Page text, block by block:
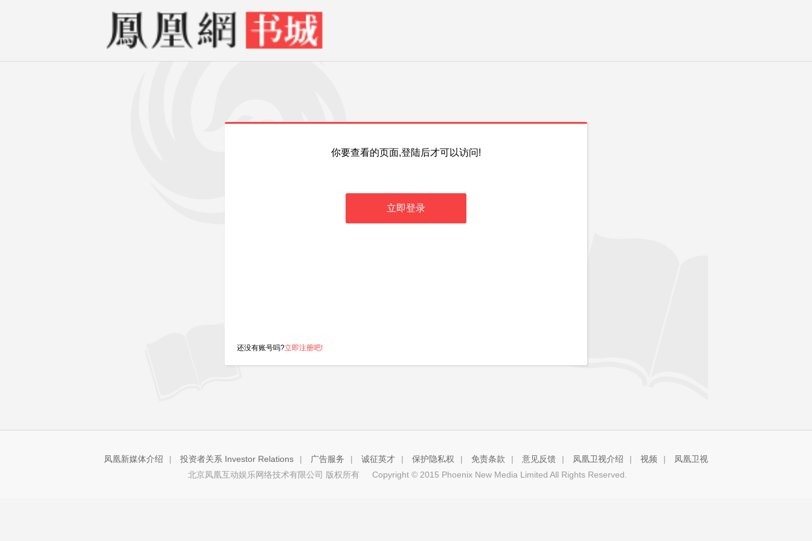
你要查看的页面,登陆后才可以访问!
立即登录
还没有账号吗?立即注册吧!
凤凰新媒体介绍 | 投资者关系 Investor Relations | 广告服务 | 诚征英才 | 保护隐私权 | 免责条款 | 意见反馈 | 凤凰卫视介绍 | 视频 |
凤凰卫视
北京凤凰互动娱乐网络技术有限公司 版权所有
Copyright © 2015 Phoenix New Media Limited All Rights Reserved.